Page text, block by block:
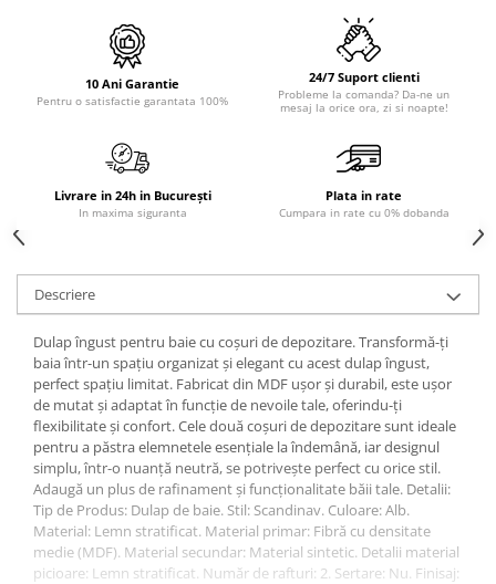
TOCATOARE
VARIANT
Electrocasnice pentru bucătărie
Mixere și blendere
Sisteme pentru apa pură
10 Ani Garantie
Pentru o satisfactie garantata 100%
24/7 Suport clienti
Probleme la comanda? Da-ne un
mesaj la orice ora, zi si noapte!
Livrare in 24h in București
In maxima siguranta
Plata in rate
Cumpara in rate cu 0% dobanda
Descriere
Dulap îngust pentru baie cu coșuri de depozitare. Transformă-ți
baia într-un spațiu organizat și elegant cu acest dulap îngust,
perfect spațiu limitat. Fabricat din MDF ușor și durabil, este ușor
de mutat și adaptat în funcție de nevoile tale, oferindu-ți
flexibilitate și confort. Cele două coșuri de depozitare sunt ideale
pentru a păstra elemnetele esențiale la îndemână, iar designul
simplu, într-o nuanță neutră, se potrivește perfect cu orice stil.
Adaugă un plus de rafinament și funcționalitate băii tale. Detalii:
Tip de Produs: Dulap de baie. Stil: Scandinav. Culoare: Alb.
Material: Lemn stratificat. Material primar: Fibră cu densitate
medie (MDF). Material secundar: Material sintetic. Detalii material
picioare: Lemn stratificat. Număr de rafturi: 2. Sertare: Nu. Finisaj: